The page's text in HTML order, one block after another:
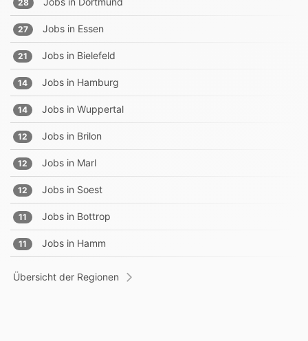
28
27 Jobs in Essen
21 Jobs in Bielefeld
14 Jobs in Hamburg
14 Jobs in Wuppertal
12 Jobs in Brilon
12 Jobs in Marl
12 Jobs in Soest
11 Jobs in Bottrop
11 Jobs in Hamm
Übersicht der Regionen